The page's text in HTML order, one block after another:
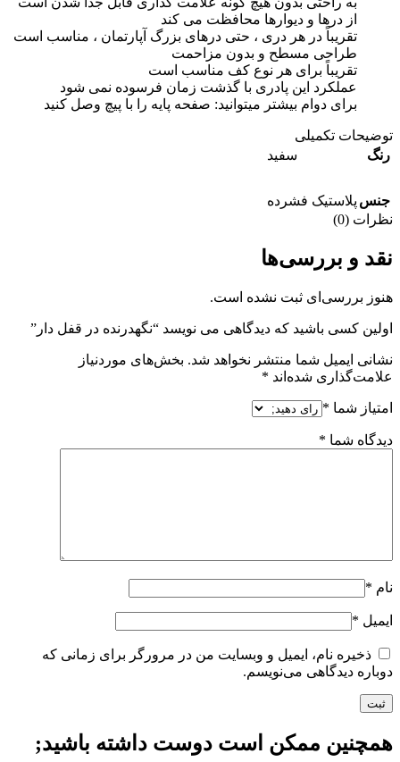
از درها و دیوارها محافظت می کند
تقریباً در هر دری ، حتی درهای بزرگ آپارتمان ، مناسب است
طراحی مسطح و بدون مزاحمت
تقریباً برای هر نوع کف مناسب است
عملکرد این پادری با گذشت زمان فرسوده نمی شود
برای دوام بیشتر میتوانید: صفحه پایه را با پیچ وصل کنید
توضیحات تکمیلی
رنگ
سفید
جنس پلاستیک فشرده
نظرات (0)
نقد و بررسی‌ها
هنوز بررسی‌ای ثبت نشده است.
اولین کسی باشید که دیدگاهی می نویسد “نگهدرنده در قفل دار”
نشانی ایمیل شما منتشر نخواهد شد. بخش‌های موردنیاز
علامت‌گذاری شده‌اند *
امتیاز شما *
دیدگاه شما *
نام *
ایمیل *
ذخیره نام، ایمیل و وبسایت من در مرورگر برای زمانی که
دوباره دیدگاهی می‌نویسم.
همچنین ممکن است دوست داشته باشید;